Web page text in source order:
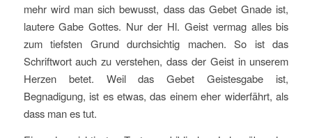
mehr wird man sich bewusst, dass das Gebet Gnade ist,
lautere Gabe Gottes. Nur der Hl. Geist vermag alles bis
zum tiefsten Grund durchsichtig machen. So ist das
Schriftwort auch zu verstehen, dass der Geist in unserem
Herzen betet. Weil das Gebet Geistesgabe ist,
Begnadigung, ist es etwas, das einem eher widerfährt, als
dass man es tut.